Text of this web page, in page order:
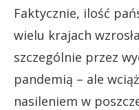
Faktycznie, ilość
wielu krajach
szczególnie przez
pandemią – ale
nasileniem w